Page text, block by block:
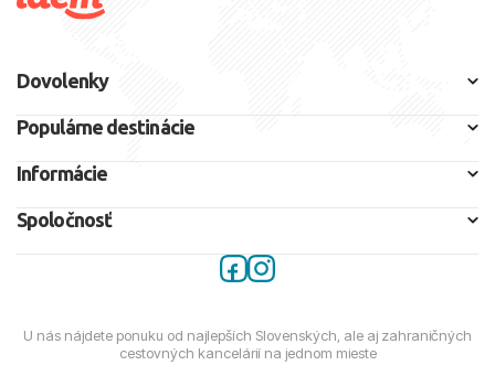
Dovolenky
Populárne destinácie
Informácie
Spoločnosť
U nás nájdete ponuku od najlepších Slovenských, ale aj zahraničných
cestovných kancelárií na jednom mieste